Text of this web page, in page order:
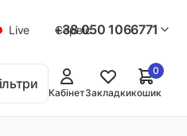
Live Сервіс
+38 050 1066771
КабінетЗакладкикошик
0